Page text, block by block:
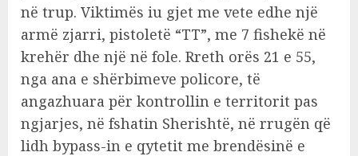
në trup. Viktimës iu gjet me vete edhe një
armë zjarri, pistoletë “TT”, me 7 fishekë në
krehër dhe një në fole. Rreth orës 21 e 55,
nga ana e shërbimeve policore, të
angazhuara për kontrollin e territorit pas
ngjarjes, në fshatin Sherishtë, në rrugën që
lidh bypass-in e qytetit me brendësinë e